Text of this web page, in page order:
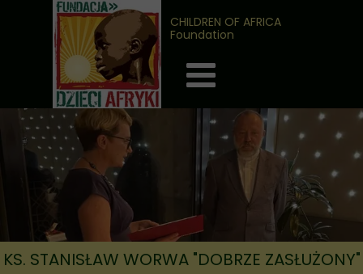
KS. STANISŁAW WORWA "DOBRZE ZASŁUŻONY"
CHILDREN OF AFRICA
Foundation